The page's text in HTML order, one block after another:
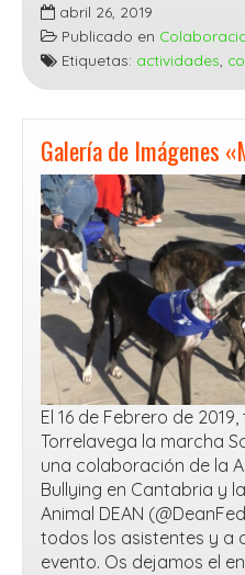
de
Programa
de
actividades
del
2
de
Mayo
de
2019
abril 26, 2019
Publicado en
Etiquetas: actividades
Galería de Imágenes
El 16 de Febrero de
Torrelavega la marcha
una colaboración de la
Bullying en Cantabria y
Animal DEAN
todos los asistentes y a
evento. Os dejamos el